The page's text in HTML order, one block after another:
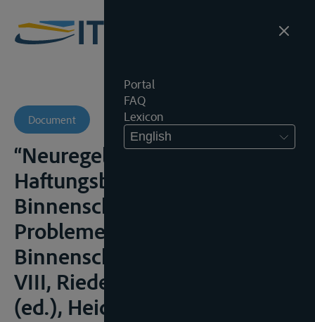
Portal
FAQ
Lexicon
English
Document
“Neuregelung der
Haftungsbeschränkung in der
Binnenschiffahrt”, in
Probleme des
Binnenschiffahrtsrechts, Bd.
VIII, Riedel, E. en Wiese, G.
(ed.), Heidelberg, 1997, 69 e.v.;